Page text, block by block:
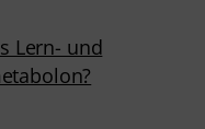
Lern- und